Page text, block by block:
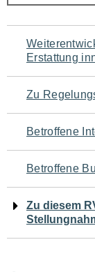
für
den
Erstattung
Zu
Betroffene
Betroffene
Zu diesem